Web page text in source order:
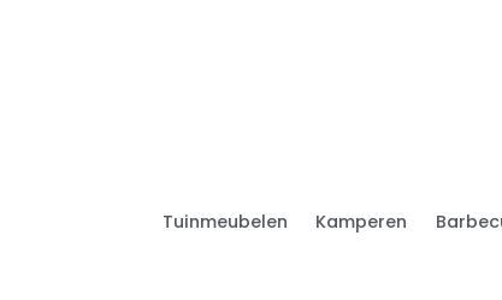
Tuinmeubelen Kamperen